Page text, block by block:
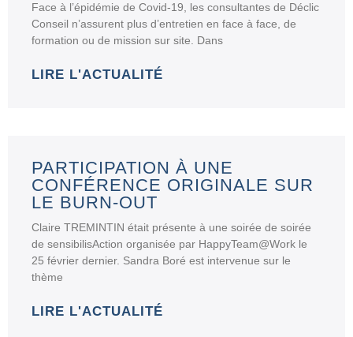
Face à l’épidémie de Covid-19, les consultantes de Déclic
Conseil n’assurent plus d’entretien en face à face, de
formation ou de mission sur site. Dans
LIRE L'ACTUALITÉ
PARTICIPATION À UNE
CONFÉRENCE ORIGINALE SUR
LE BURN-OUT
Claire TREMINTIN était présente à une soirée de soirée
de sensibilisAction organisée par HappyTeam@Work le
25 février dernier. Sandra Boré est intervenue sur le
thème
LIRE L'ACTUALITÉ